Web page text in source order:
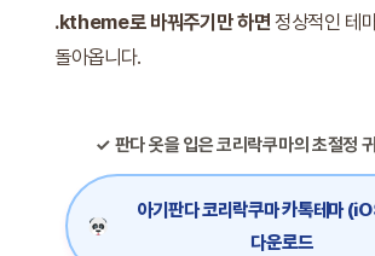
.ktheme로 바꿔주기만 하면 정상적인 테
돌아옵니다.
✓ 판다 옷을 입은 코리락쿠마의 초절정
아기판다 코리락쿠마 카톡테마
다운로드